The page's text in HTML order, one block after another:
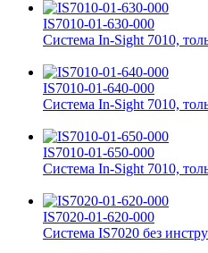
IS7010-01-630-000
Система In-Sight 7010,
IS7010-01-640-000
Система In-Sight 7010,
IS7010-01-650-000
Система In-Sight 7010,
IS7020-01-620-000
Система IS7020 без